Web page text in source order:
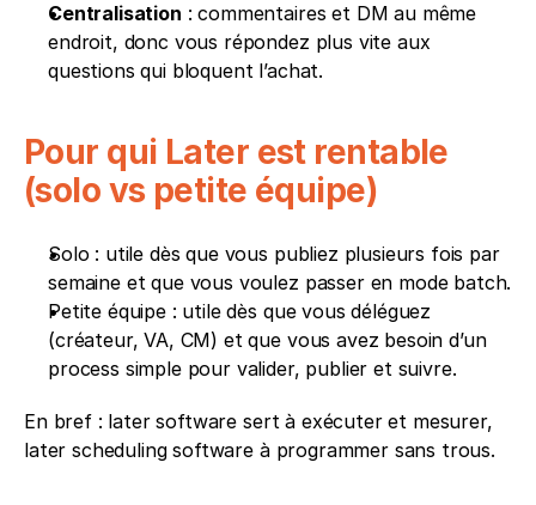
Centralisation : commentaires et DM au même
endroit, donc vous répondez plus vite aux
questions qui bloquent l’achat.
Pour qui Later est rentable
(solo vs petite équipe)
Solo : utile dès que vous publiez plusieurs fois par
semaine et que vous voulez passer en mode batch.
Petite équipe : utile dès que vous déléguez
(créateur, VA, CM) et que vous avez besoin d’un
process simple pour valider, publier et suivre.
En bref : later software sert à exécuter et mesurer,
later scheduling software à programmer sans trous.